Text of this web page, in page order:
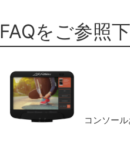
FAQをご参照
コンソール